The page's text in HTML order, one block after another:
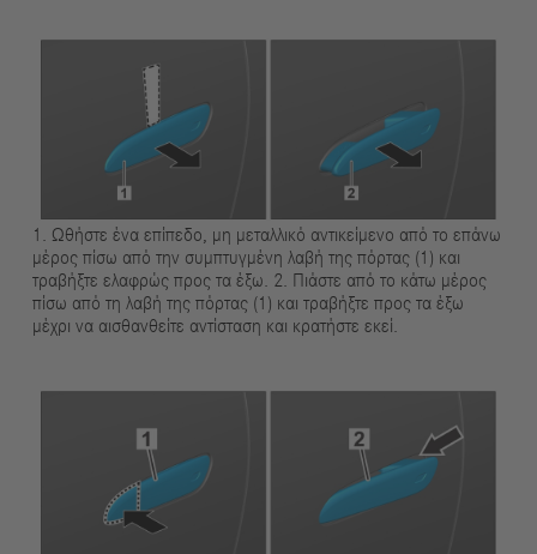
1. Ωθήστε ένα επίπεδο, μη μεταλλικό αντικείμενο από το επάνω
μέρος πίσω από την συμπτυγμένη λαβή της πόρτας (1) και
τραβήξτε ελαφρώς προς τα έξω. 2. Πιάστε από το κάτω μέρος
πίσω από τη λαβή της πόρτας (1) και τραβήξτε προς τα έξω
μέχρι να αισθανθείτε αντίσταση και κρατήστε εκεί.